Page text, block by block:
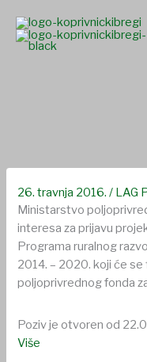
content
26. travnja 2016./ LAG
Ministarstvo
interesa za prijavu
Programa ruralnog
2014. – 2020. koji će
poljoprivrednog fonda
Poziv je otvoren od
Više